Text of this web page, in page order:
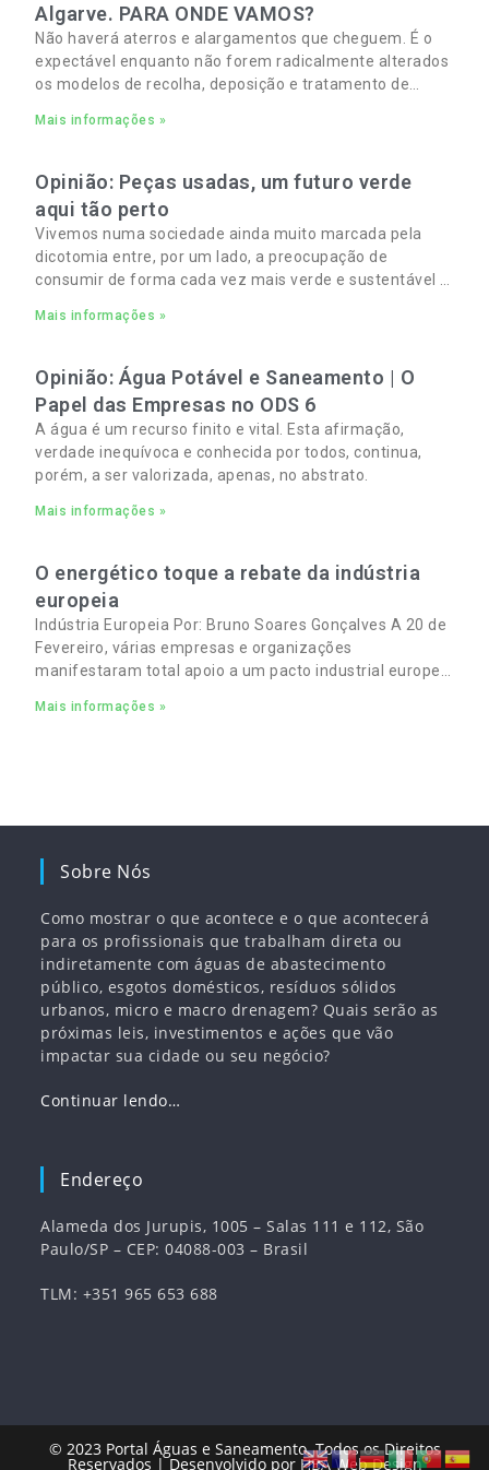
Algarve. PARA ONDE VAMOS?
Não haverá aterros e alargamentos que cheguem. É o
expectável enquanto não forem radicalmente alterados
os modelos de recolha, deposição e tratamento de
Mais informações »
Opinião: Peças usadas, um futuro verde
aqui tão perto
Vivemos numa sociedade ainda muito marcada pela
dicotomia entre, por um lado, a preocupação de
consumir de forma cada vez mais verde e sustentável e,
e familiares cada vez mais apertados.
Mais informações »
Opinião: Água Potável e Saneamento | O
Papel das Empresas no ODS 6
A água é um recurso finito e vital. Esta afirmação,
verdade inequívoca e conhecida por todos, continua,
porém, a ser valorizada, apenas, no abstrato.
Mais informações »
O energético toque a rebate da indústria
europeia
Indústria Europeia Por: Bruno Soares Gonçalves A 20 de
Fevereiro, várias empresas e organizações
manifestaram total apoio a um pacto industrial europeu
empregos
Mais informações »
Sobre Nós
Como mostrar o que acontece e o que acontecerá
para os profissionais que trabalham direta ou
indiretamente com águas de abastecimento
público, esgotos domésticos, resíduos sólidos
urbanos, micro e macro drenagem? Quais serão as
próximas leis, investimentos e ações que vão
impactar sua cidade ou seu negócio?
Continuar lendo…
Endereço
Alameda dos Jurupis, 1005 – Salas 111 e 112, São
Paulo/SP – CEP: 04088-003 – Brasil
TLM: +351 965 653 688
© 2023 Portal Águas e Saneamento. Todos os Direitos
Reservados | Desenvolvido por HBA Web Design